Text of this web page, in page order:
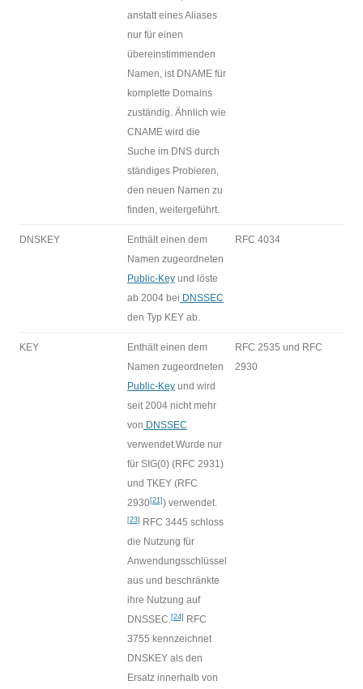
anstatt eines Aliases
nur für einen
übereinstimmenden
Namen, ist DNAME für
komplette Domains
zuständig. Ähnlich wie
CNAME wird die
Suche im DNS durch
ständiges Probieren,
den neuen Namen zu
finden, weitergeführt.
DNSKEY
Enthält einen dem
Namen zugeordneten
Public-Key und löste
ab 2004 bei DNSSEC
den Typ KEY ab.
RFC 4034
KEY
Enthält einen dem
Namen zugeordneten
Public-Key und wird
seit 2004 nicht mehr
von DNSSEC
verwendet.Wurde nur
für SIG(0) (RFC 2931)
und TKEY (RFC
2930[21] ) verwendet.
[23]
RFC 3445 schloss
die Nutzung für
Anwendungsschlüssel
aus und beschränkte
ihre Nutzung auf
DNSSEC.[24]
RFC
3755 kennzeichnet
DNSKEY als den
Ersatz innerhalb von
RFC 2535 und RFC
2930